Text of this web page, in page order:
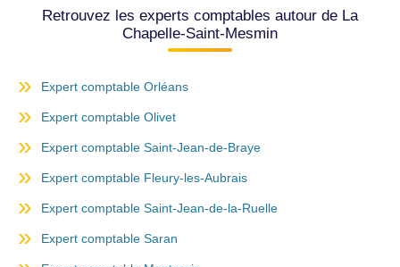
Retrouvez les experts comptables autour de La
Chapelle-Saint-Mesmin
Expert comptable Orléans
Expert comptable Olivet
Expert comptable Saint-Jean-de-Braye
Expert comptable Fleury-les-Aubrais
Expert comptable Saint-Jean-de-la-Ruelle
Expert comptable Saran